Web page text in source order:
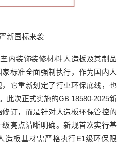
新国标来袭
内装饰装修材料 人造板及其制品
标准全面强制执行，作为国内人
它重新划定了行业环保底线，也
此次正式实施的GB 18580-2025新
订，而是针对人造板环保管控的
亮点清晰明确。新规首次实行基
造板基材需严格执行E1级环保限